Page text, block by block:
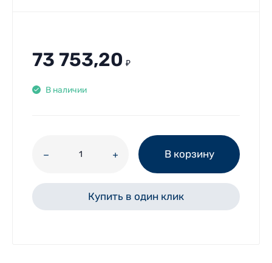
73 753,20 ₽
В наличии
В корзину
Купить в один клик